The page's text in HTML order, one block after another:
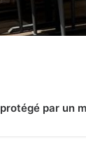
par un